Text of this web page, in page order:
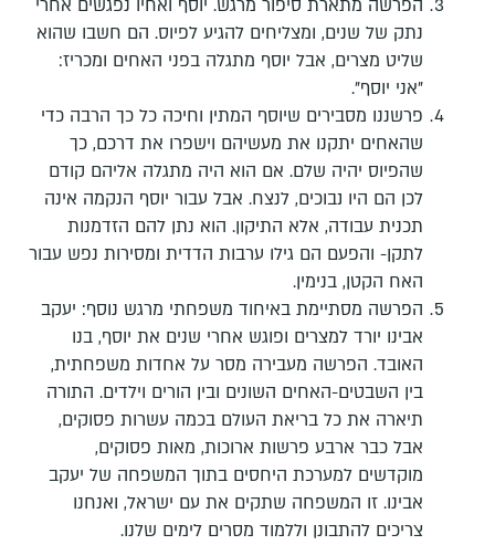
הפרשה מתארת סיפור מרגש. יוסף ואחיו נפגשים אחרי
נתק של שנים, ומצליחים להגיע לפיוס. הם חשבו שהוא
שליט מצרים, אבל יוסף מתגלה בפני האחים ומכריז:
"אני יוסף".
פרשננו מסבירים שיוסף המתין וחיכה כל כך הרבה כדי
שהאחים יתקנו את מעשיהם וישפרו את דרכם, כך
שהפיוס יהיה שלם. אם הוא היה מתגלה אליהם קודם
לכן הם היו נבוכים, לנצח. אבל עבור יוסף הנקמה אינה
תכנית עבודה, אלא התיקון. הוא נתן להם הזדמנות
לתקן- והפעם הם גילו ערבות הדדית ומסירות נפש עבור
האח הקטן, בנימין.
הפרשה מסתיימת באיחוד משפחתי מרגש נוסף: יעקב
אבינו יורד למצרים ופוגש אחרי שנים את יוסף, בנו
האובד. הפרשה מעבירה מסר על אחדות משפחתית,
בין השבטים-האחים השונים ובין הורים וילדים. התורה
תיארה את כל בריאת העולם בכמה עשרות פסוקים,
אבל כבר ארבע פרשות ארוכות, מאות פסוקים,
מוקדשים למערכת היחסים בתוך המשפחה של יעקב
אבינו. זו המשפחה שתקים את עם ישראל, ואנחנו
צריכים להתבונן וללמוד מסרים לימים שלנו.